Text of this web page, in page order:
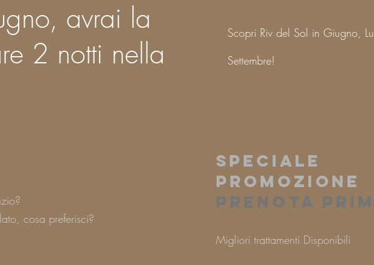
avrai la
2 notti nella
cosa preferisci?
SPECIALE
PROMOZIONE
PRENOTA
Migliori trattamenti Disponibili
Scopri Riv del Sol in Giugno,
Settembre!